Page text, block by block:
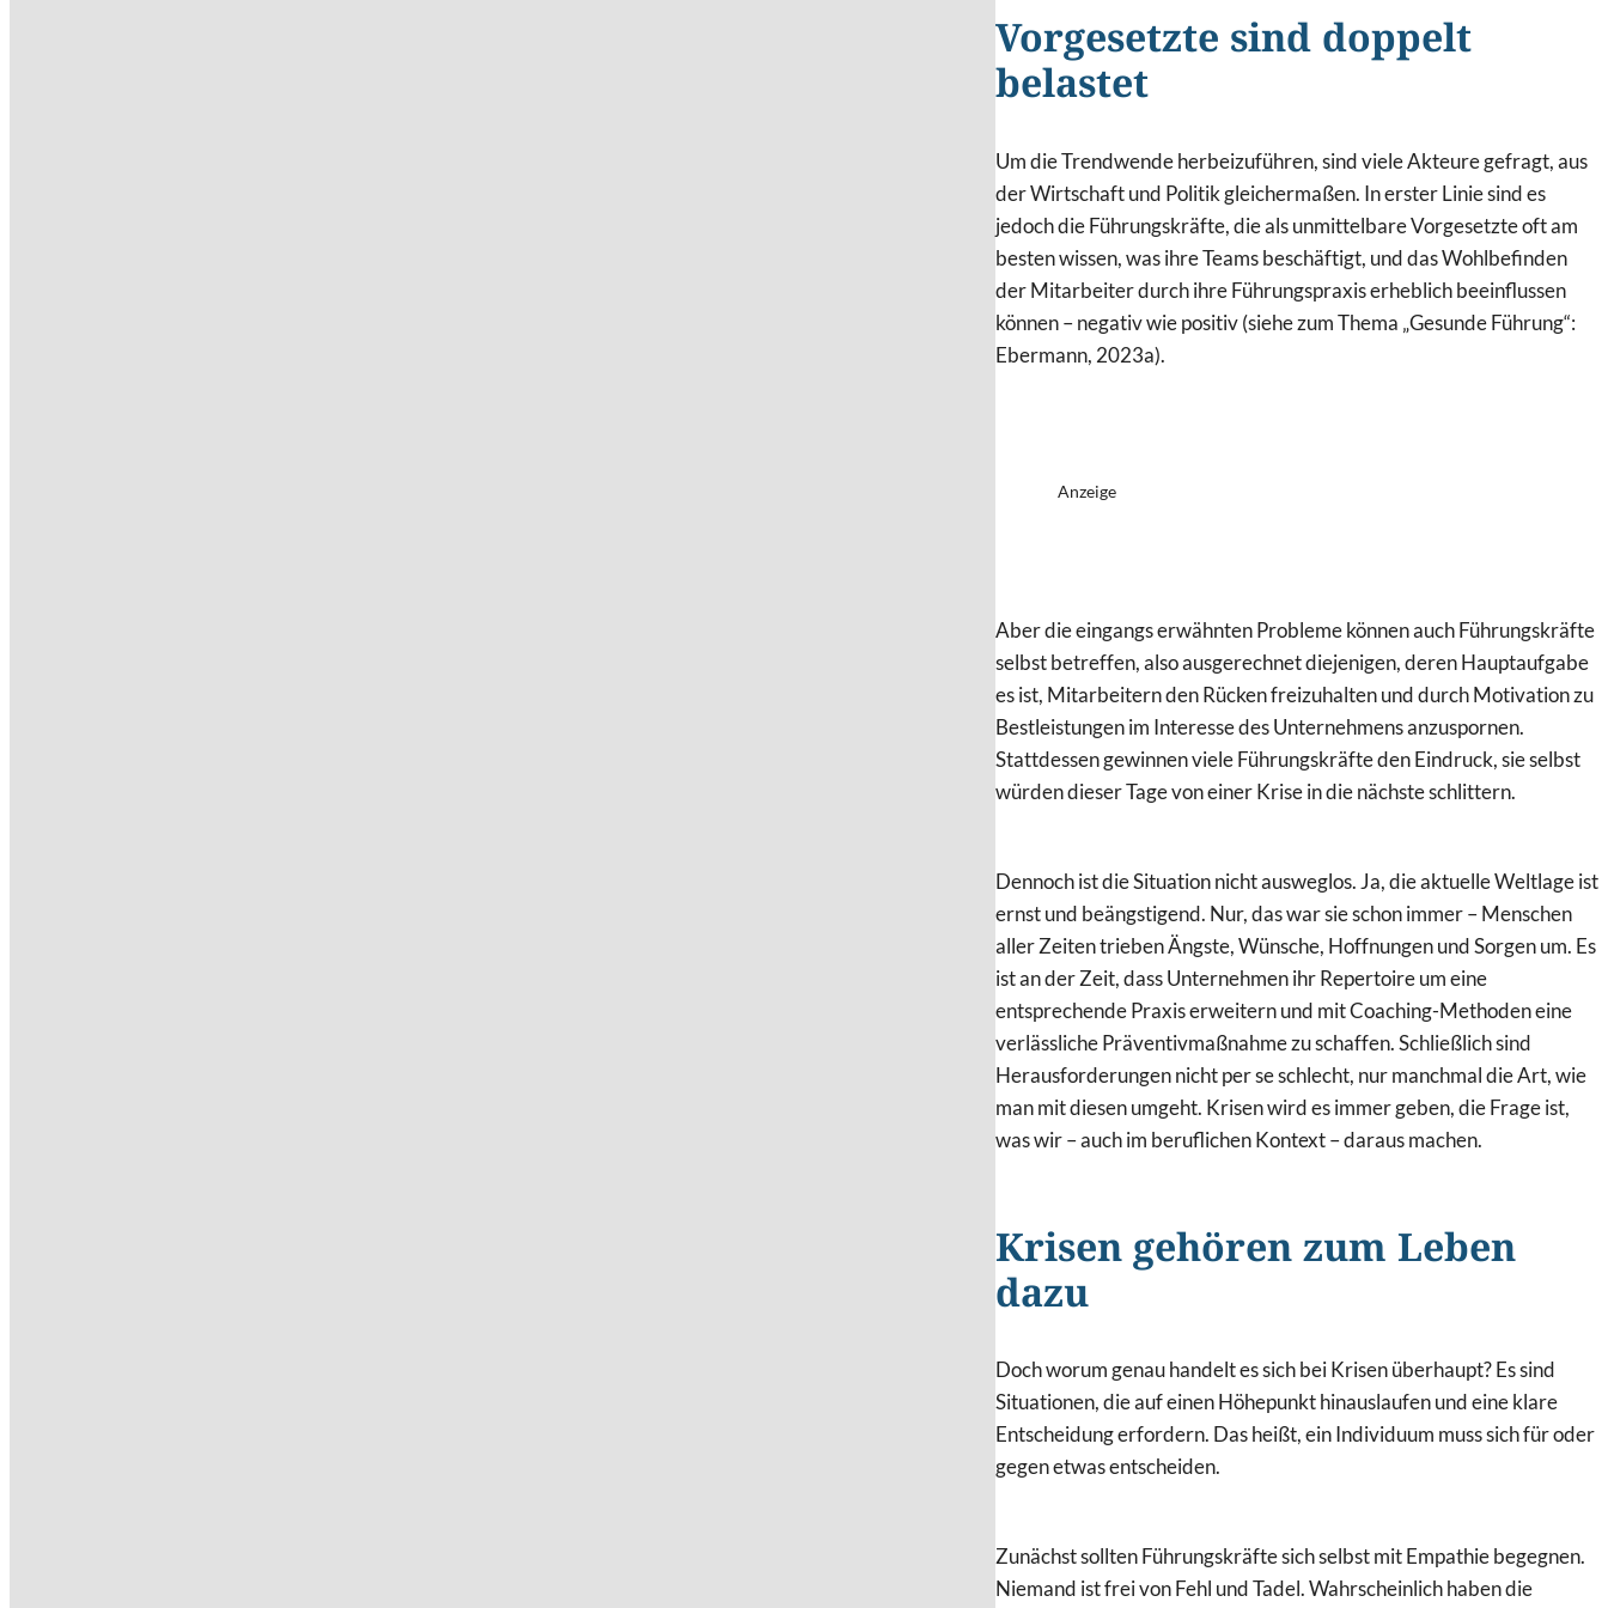
Vorgesetzte sind doppelt
belastet
Um die Trendwende herbeizuführen, sind viele Akteure gefragt, aus
der Wirtschaft und Politik gleichermaßen. In erster Linie sind es
jedoch die Führungskräfte, die als unmittelbare Vorgesetzte oft am
besten wissen, was ihre Teams beschäftigt, und das Wohlbefinden
der Mitarbeiter durch ihre Führungspraxis erheblich beeinflussen
können – negativ wie positiv (siehe zum Thema „Gesunde Führung“:
Ebermann, 2023a).
Anzeige
Aber die eingangs erwähnten Probleme können auch Führungskräfte
selbst betreffen, also ausgerechnet diejenigen, deren Hauptaufgabe
es ist, Mitarbeitern den Rücken freizuhalten und durch Motivation zu
Bestleistungen im Interesse des Unternehmens anzuspornen.
Stattdessen gewinnen viele Führungskräfte den Eindruck, sie selbst
würden dieser Tage von einer Krise in die nächste schlittern.
Dennoch ist die Situation nicht ausweglos. Ja, die aktuelle Weltlage ist
ernst und beängstigend. Nur, das war sie schon immer – Menschen
aller Zeiten trieben Ängste, Wünsche, Hoffnungen und Sorgen um. Es
ist an der Zeit, dass Unternehmen ihr Repertoire um eine
entsprechende Praxis erweitern und mit Coaching-Methoden eine
verlässliche Präventivmaßnahme zu schaffen. Schließlich sind
Herausforderungen nicht per se schlecht, nur manchmal die Art, wie
man mit diesen umgeht. Krisen wird es immer geben, die Frage ist,
was wir – auch im beruflichen Kontext – daraus machen.
Krisen gehören zum Leben
dazu
Doch worum genau handelt es sich bei Krisen überhaupt? Es sind
Situationen, die auf einen Höhepunkt hinauslaufen und eine klare
Entscheidung erfordern. Das heißt, ein Individuum muss sich für oder
gegen etwas entscheiden.
Zunächst sollten Führungskräfte sich selbst mit Empathie begegnen.
Niemand ist frei von Fehl und Tadel. Wahrscheinlich haben die